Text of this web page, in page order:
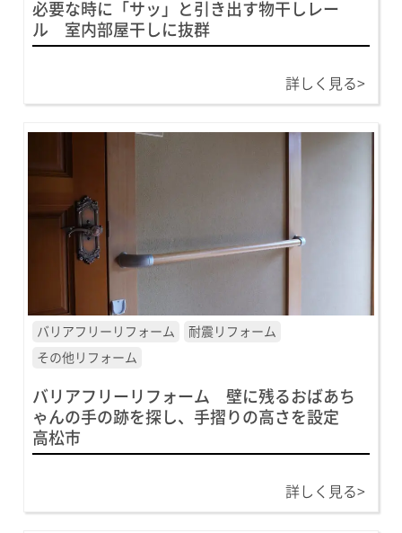
必要な時に「サッ」と引き出す物干しレー
ル 室内部屋干しに抜群
詳しく見る>
バリアフリーリフォーム 耐震リフォーム
その他リフォーム
バリアフリーリフォーム 壁に残るおばあち
ゃんの手の跡を探し、手摺りの高さを設定
高松市
詳しく見る>